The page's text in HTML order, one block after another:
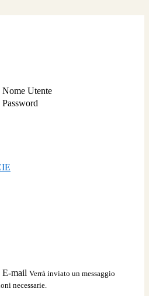
Nome Utente
Password
E-mail Verrà inviato un messaggio
necessarie.